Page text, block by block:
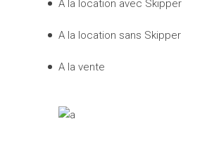
A la location avec Skipper
A la location sans Skipper
A la vente